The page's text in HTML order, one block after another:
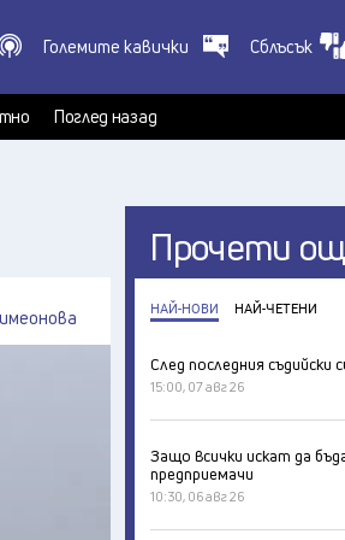
X
Големите кавички Сблъсък
Поглед назад
Прочети
НАЙ-НОВИ НАЙ-ЧЕТЕНИ
След последния съдийски
15:00, 07 авг 26
Защо всички искат да
предприемачи
10:30, 06 авг 26